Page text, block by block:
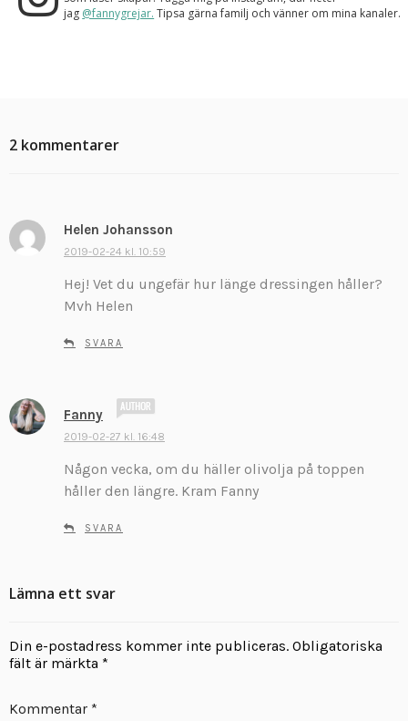
jag @fannygrejar. Tipsa gärna familj och vänner om mina kanaler.
2 kommentarer
Helen Johansson
i
2019-02-24 kl. 10:59
Hej! Vet du ungefär hur länge dressingen håller?
Mvh Helen
SVARA
Fanny
i
v
2019-02-27 kl. 16:48
Någon vecka, om du häller olivolja på toppen
håller den längre. Kram Fanny
SVARA
Lämna ett svar
Din e-postadress kommer inte publiceras. Obligatoriska
fält är märkta *
Kommentar *